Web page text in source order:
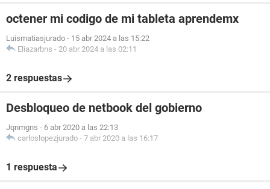
octener mi codigo de mi tableta aprendemx
Luismatiasjurado - 15 abr 2024 a las 15:22
Eliazarbns - 20 abr 2024 a las 02:11
2 respuestas
Desbloqueo de netbook del gobierno
Jqnmgns - 6 abr 2020 a las 22:13
carloslopezjurado - 7 abr 2020 a las 16:17
1 respuesta